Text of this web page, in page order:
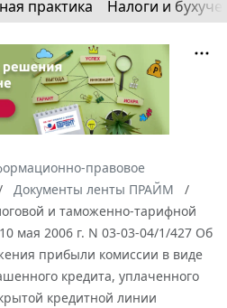
практика Налоги и
правовое
Документы ленты ПРАЙМ
и таможенно-тарифной
мая 2006 г. N 03-03-04/1/427 Об
прибыли комиссии в виде
кредита, уплаченного
кредитной линии